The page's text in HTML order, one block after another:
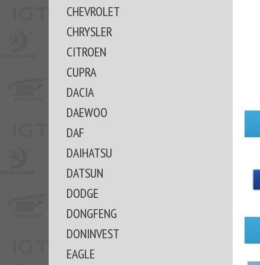
CHEVROLET
CHRYSLER
CITROEN
CUPRA
DACIA
DAEWOO
DAF
DAIHATSU
DATSUN
DODGE
DONGFENG
DONINVEST
EAGLE